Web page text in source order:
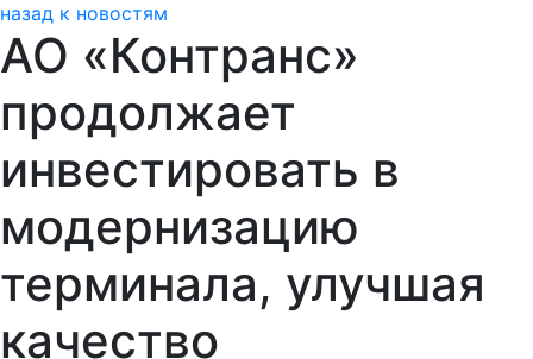
назад к новостям
АО «Контранс»
продолжает
инвестировать в
модернизацию
терминала, улучшая
качество